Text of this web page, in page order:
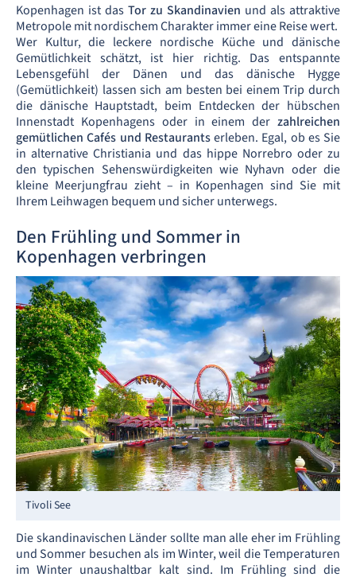
Kopenhagen ist das Tor zu Skandinavien und als attraktive
Metropole mit nordischem Charakter immer eine Reise wert.
Wer Kultur, die leckere nordische Küche und dänische
Gemütlichkeit schätzt, ist hier richtig. Das entspannte
Lebensgefühl der Dänen und das dänische Hygge
(Gemütlichkeit) lassen sich am besten bei einem Trip durch
die dänische Hauptstadt, beim Entdecken der hübschen
Innenstadt Kopenhagens oder in einem der zahlreichen
gemütlichen Cafés und Restaurantserleben. Egal, ob es Sie
in alternative Christiania und das hippe Norrebro oder zu
den typischen Sehenswürdigkeiten wie Nyhavn oder die
kleine Meerjungfrau zieht – in Kopenhagen sind Sie mit
Ihrem Leihwagen bequem und sicher unterwegs.
Den Frühling und Sommer in
Kopenhagen verbringen
Tivoli See
Die skandinavischen Länder sollte man alle eher im Frühling
und Sommer besuchen als im Winter, weil die Temperaturen
im Winter unaushaltbar kalt sind. Im Frühling sind die